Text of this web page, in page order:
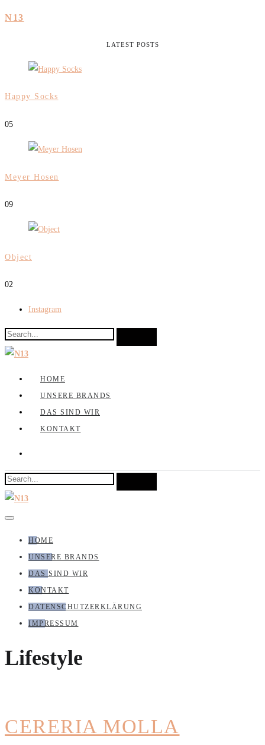
N13
LATEST POSTS
Happy Socks
05
Meyer Hosen
09
Object
02
Instagram
HOME
UNSERE BRANDS
DAS SIND WIR
KONTAKT
HOME
UNSERE BRANDS
DAS SIND WIR
KONTAKT
DATENSCHUTZERKLÄRUNG
IMPRESSUM
Lifestyle
CERERIA MOLLA